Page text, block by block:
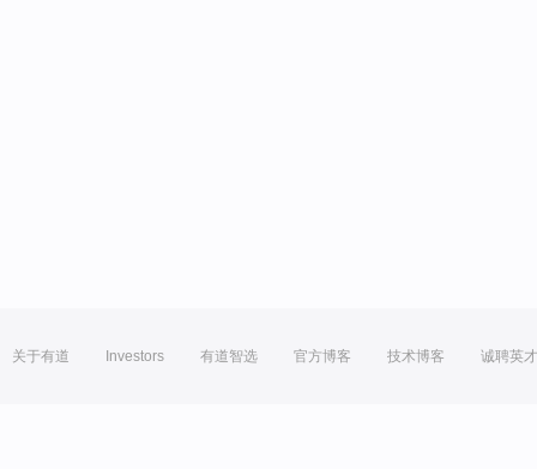
关于有道 Investors 有道智选 官方博客 技术博客 诚聘英才